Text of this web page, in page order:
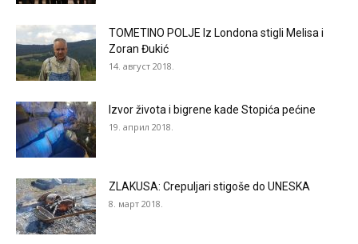
TOMETINO POLJE Iz Londona stigli Melisa i
Zoran Đukić
14. август 2018.
Izvor života i bigrene kade Stopića pećine
19. април 2018.
ZLAKUSA: Crepuljari stigoše do UNESKA
8. март 2018.